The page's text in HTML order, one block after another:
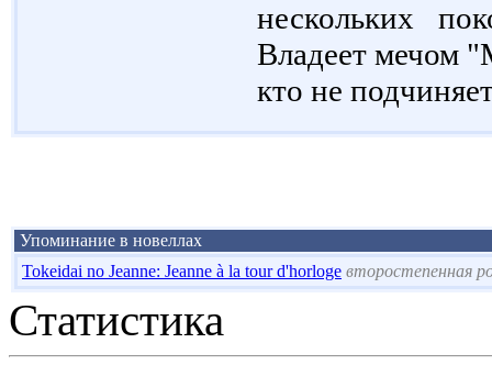
нескольких
Владеет мечом
кто не
Упоминание в новеллах
Tokeidai no Jeanne: Jeanne à la tour d'horloge второстепенная
Статистика